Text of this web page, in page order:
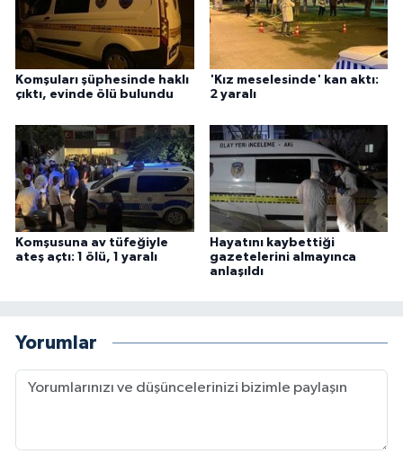
Komşuları şüphesinde haklı
çıktı, evinde ölü bulundu
'Kız meselesinde' kan aktı:
2 yaralı
Komşusuna av tüfeğiyle
ateş açtı: 1 ölü, 1 yaralı
Hayatını kaybettiği
gazetelerini almayınca
anlaşıldı
Yorumlar